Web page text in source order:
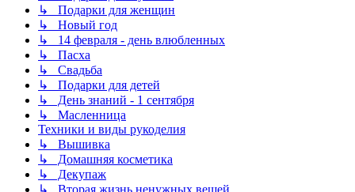
↳ Подарки для женщин
↳ Новый год
↳ 14 февраля - день влюбленных
↳ Пасха
↳ Свадьба
↳ Подарки для детей
↳ День знаний - 1 сентября
↳ Масленница
Техники и виды рукоделия
↳ Вышивка
↳ Домашняя косметика
↳ Декупаж